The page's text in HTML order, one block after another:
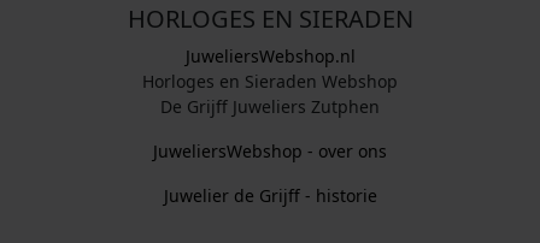
HORLOGES EN SIERADEN
JuweliersWebshop.nl
Horloges en Sieraden Webshop
De Grijff Juweliers Zutphen
JuweliersWebshop - over ons
Juwelier de Grijff - historie